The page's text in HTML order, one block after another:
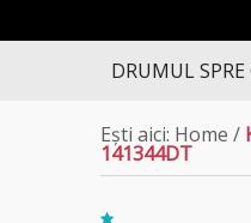
DRUMUL SPRE
Ești aici: Home /
141344DT